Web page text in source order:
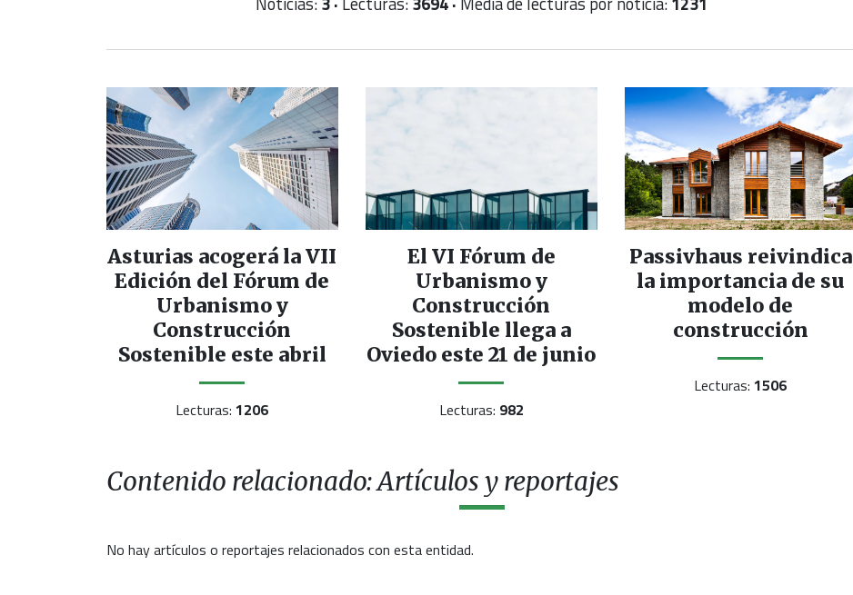
Asturias acogerá la VII
Edición del Fórum de
Urbanismo y
Construcción
Sostenible este abril
Lecturas:1206
El VI Fórum de
Urbanismo y
Construcción
Sostenible llega a
Oviedo este 21 de junio
Lecturas: 982
Passivhaus reivindica
la importancia de su
modelo de
construcción
Lecturas:1506
Contenido relacionado: Artículos y reportajes
No hay artículos o reportajes relacionados con esta entidad.